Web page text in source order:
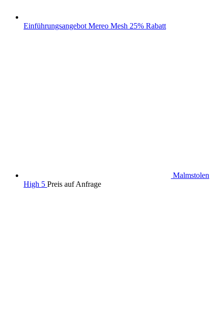
Einführungsangebot Mereo Mesh 25% Rabatt
Malmstolen
High 5 Preis auf Anfrage